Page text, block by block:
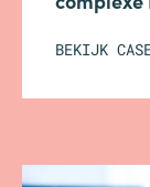
BEKIJK